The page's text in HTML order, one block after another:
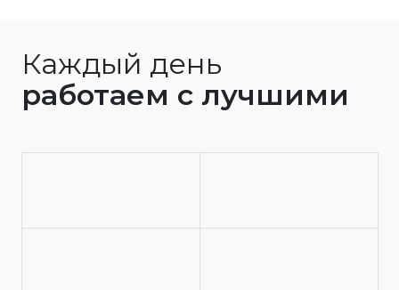
Каждый день
работаем с лучшими